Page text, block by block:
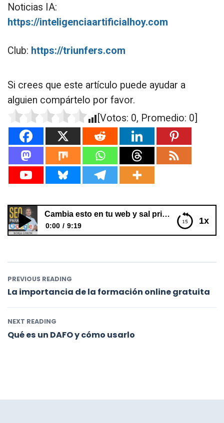
Noticias IA:
https://inteligenciaartificialhoy.com
Club: https://triunfers.com
Si crees que este artículo puede ayudar a
alguien compártelo por favor.
[Votos: 0, Promedio: 0
1x
Cambia esto en tu web y sal primero en Google
0:00 9:19
PREVIOUS READING
La importancia de la formación online gratuita
NEXT READING
Qué es un DAFO y cómo usarlo